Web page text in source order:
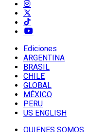
Ediciones
ARGENTINA
BRASIL
CHILE
GLOBAL
MÉXICO
PERU
US ENGLISH
QUIENES SOMOS